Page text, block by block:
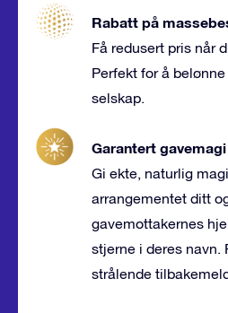
Rabatt på
Få redusert pris når
Perfekt for å
selskap.
Garantert gavemagi
Gi ekte, naturlig
arrangementet ditt
gavemottakernes
stjerne i deres navn.
strålende